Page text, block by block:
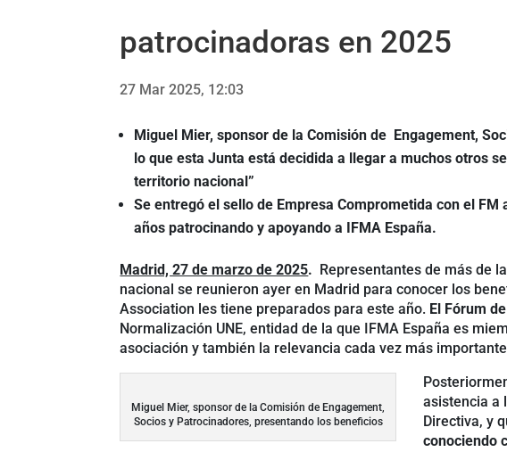
patrocinadoras en 2025
27 Mar 2025, 12:03
Miguel Mier, sponsor de la Comisión de Engagement,
lo que esta Junta está decidida a llegar a muchos otros
territorio nacional”
Se entregó el sello de Empresa Comprometida con el
años patrocinando y apoyando a IFMA España.
Madrid, 27 de marzo de 2025. Representantes de más de
nacional se reunieron ayer en Madrid para conocer los
Association les tiene preparados para este año. El Fórum
Normalización UNE, entidad de la que IFMA España es
asociación y también la relevancia cada vez más
Miguel Mier, sponsor de la Comisión de Engagement,
Socios y Patrocinadores, presentando los beneficios
asistencia a
Directiva, y
conociendo